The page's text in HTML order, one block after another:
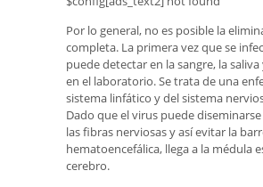
Por lo general, no es posible la
completa. La primera vez que se
puede detectar en la sangre, la saliva
en el laboratorio. Se trata de una
sistema linfático y del sistema
Dado que el virus puede
las fibras nerviosas y así evitar la
hematoencefálica, llega a la médula
cerebro.